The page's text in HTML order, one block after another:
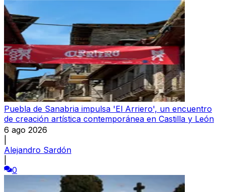
Puebla de Sanabria impulsa 'El Arriero', un encuentro
de creación artística contemporánea en Castilla y León
6 ago 2026
Alejandro Sardón
0